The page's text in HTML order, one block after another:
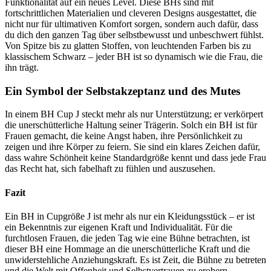
Funktionalität auf ein neues Level. Diese BHs sind mit
fortschrittlichen Materialien und cleveren Designs ausgestattet, die
nicht nur für ultimativen Komfort sorgen, sondern auch dafür, dass
du dich den ganzen Tag über selbstbewusst und unbeschwert fühlst.
Von Spitze bis zu glatten Stoffen, von leuchtenden Farben bis zu
klassischem Schwarz – jeder BH ist so dynamisch wie die Frau, die
ihn trägt.
Ein Symbol der Selbstakzeptanz und des Mutes
In einem BH Cup J steckt mehr als nur Unterstützung; er verkörpert
die unerschütterliche Haltung seiner Trägerin. Solch ein BH ist für
Frauen gemacht, die keine Angst haben, ihre Persönlichkeit zu
zeigen und ihre Körper zu feiern. Sie sind ein klares Zeichen dafür,
dass wahre Schönheit keine Standardgröße kennt und dass jede Frau
das Recht hat, sich fabelhaft zu fühlen und auszusehen.
Fazit
Ein BH in Cupgröße J ist mehr als nur ein Kleidungsstück – er ist
ein Bekenntnis zur eigenen Kraft und Individualität. Für die
furchtlosen Frauen, die jeden Tag wie eine Bühne betrachten, ist
dieser BH eine Hommage an die unerschütterliche Kraft und die
unwiderstehliche Anziehungskraft. Es ist Zeit, die Bühne zu betreten